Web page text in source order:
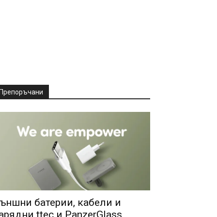
батерии, кабели и
ttec и PanzerGlass